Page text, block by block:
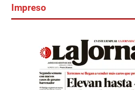
Impreso